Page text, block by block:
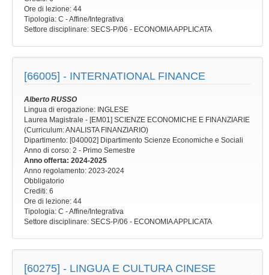
Ore di lezione: 44
Tipologia: C - Affine/Integrativa
Settore disciplinare: SECS-P/06 - ECONOMIA APPLICATA
[66005] - INTERNATIONAL FINANCE
Alberto RUSSO
Lingua di erogazione: INGLESE
Laurea Magistrale - [EM01] SCIENZE ECONOMICHE E FINANZIARIE
(Curriculum: ANALISTA FINANZIARIO)
Dipartimento: [040002] Dipartimento Scienze Economiche e Sociali
Anno di corso: 2 - Primo Semestre
Anno offerta: 2024-2025
Anno regolamento: 2023-2024
Obbligatorio
Crediti: 6
Ore di lezione: 44
Tipologia: C - Affine/Integrativa
Settore disciplinare: SECS-P/06 - ECONOMIA APPLICATA
[60275] - LINGUA E CULTURA CINESE